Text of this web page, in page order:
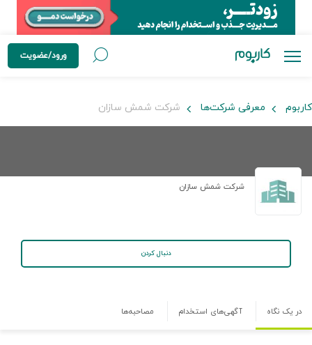
ورود/عضویت
کاربوم معرفی شرکت‌ها شرکت شمش سازان
شرکت شمش سازان
دنبال کردن
در یک نگاه آگهی‌های استخدام مصاحبه‌ها